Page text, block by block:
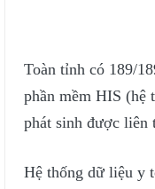
Toàn tỉnh có 189/
phần mềm HIS (hệ
phát sinh được liên
Hệ thống dữ liệu y